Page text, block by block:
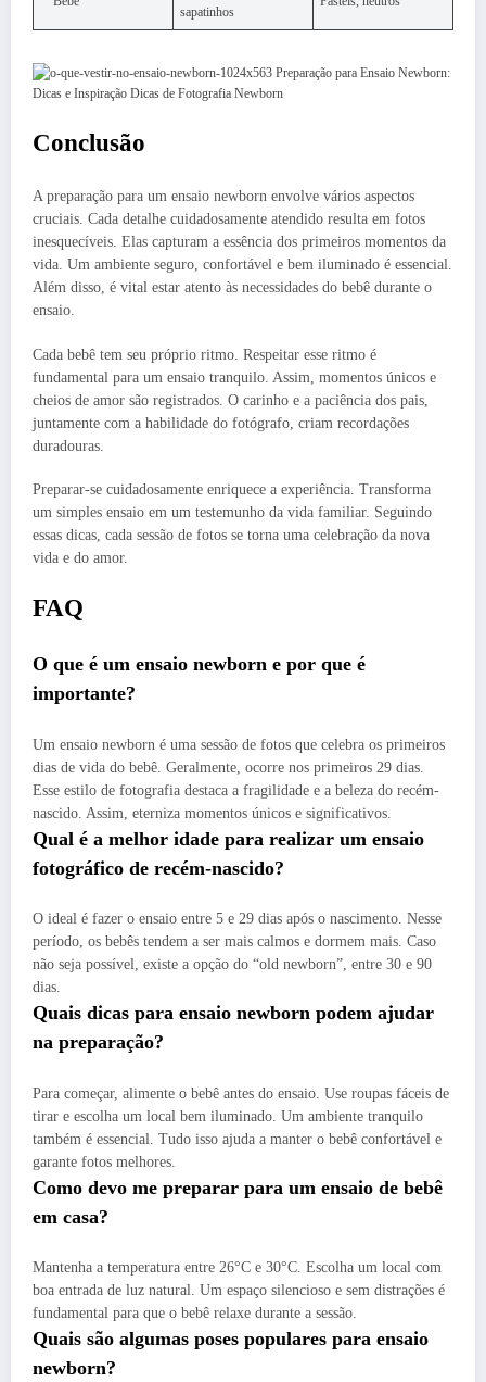
sapatinhos
Conclusão
A preparação para um ensaio newborn envolve vários aspectos
cruciais. Cada detalhe cuidadosamente atendido resulta em fotos
inesquecíveis. Elas capturam a essência dos primeiros momentos da
vida. Um ambiente seguro, confortável e bem iluminado é essencial.
Além disso, é vital estar atento às necessidades do bebê durante o
ensaio.
Cada bebê tem seu próprio ritmo. Respeitar esse ritmo é
fundamental para um ensaio tranquilo. Assim, momentos únicos e
cheios de amor são registrados. O carinho e a paciência dos pais,
juntamente com a habilidade do fotógrafo, criam recordações
duradouras.
Preparar-se cuidadosamente enriquece a experiência. Transforma
um simples ensaio em um testemunho da vida familiar. Seguindo
essas dicas, cada sessão de fotos se torna uma celebração da nova
vida e do amor.
FAQ
O que é um ensaio newborn e por que é
importante?
Um ensaio newborn é uma sessão de fotos que celebra os primeiros
dias de vida do bebê. Geralmente, ocorre nos primeiros 29 dias.
Esse estilo de fotografia destaca a fragilidade e a beleza do recém-
nascido. Assim, eterniza momentos únicos e significativos.
Qual é a melhor idade para realizar um ensaio
fotográfico de recém-nascido?
O ideal é fazer o ensaio entre 5 e 29 dias após o nascimento. Nesse
período, os bebês tendem a ser mais calmos e dormem mais. Caso
não seja possível, existe a opção do “old newborn”, entre 30 e 90
dias.
Quais dicas para ensaio newborn podem ajudar
na preparação?
Para começar, alimente o bebê antes do ensaio. Use roupas fáceis de
tirar e escolha um local bem iluminado. Um ambiente tranquilo
também é essencial. Tudo isso ajuda a manter o bebê confortável e
garante fotos melhores.
Como devo me preparar para um ensaio de bebê
em casa?
Mantenha a temperatura entre 26°C e 30°C. Escolha um local com
boa entrada de luz natural. Um espaço silencioso e sem distrações é
fundamental para que o bebê relaxe durante a sessão.
Quais são algumas poses populares para ensaio
newborn?